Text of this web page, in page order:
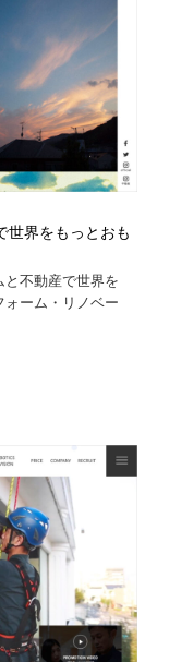
世界をもっとおも
と不動産で世界を
ォーム・リノベー